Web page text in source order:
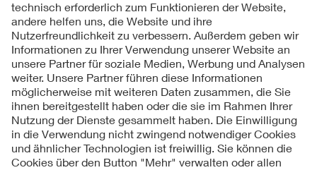
Folgen Sie uns
Kontakt
Impressum